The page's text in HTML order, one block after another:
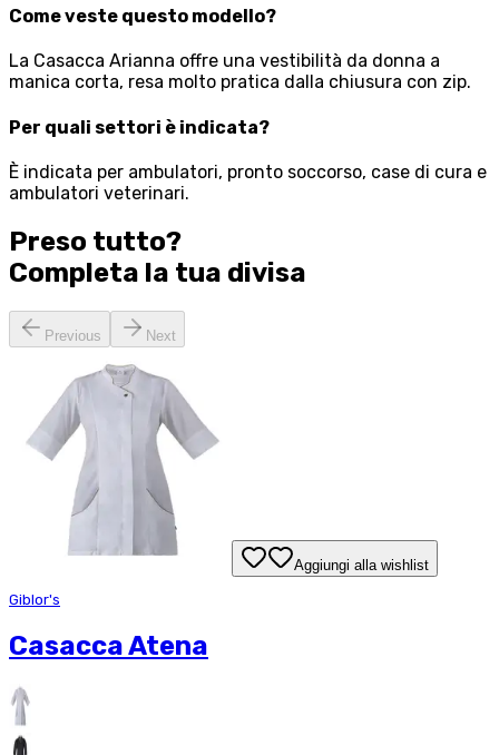
Come veste questo modello?
La Casacca Arianna offre una vestibilità da donna a
manica corta, resa molto pratica dalla chiusura con zip.
Per quali settori è indicata?
È indicata per ambulatori, pronto soccorso, case di cura e
ambulatori veterinari.
Preso tutto?
Completa la tua divisa
Previous Next
Aggiungi alla wishlist
Giblor's
Casacca Atena